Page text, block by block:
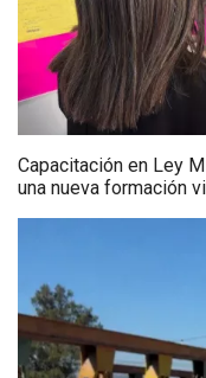
Capacitación en Ley
una nueva formación